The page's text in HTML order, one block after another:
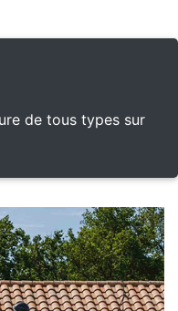
de tous types sur